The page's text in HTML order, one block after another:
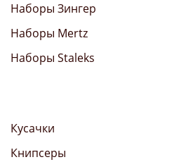
Наборы Зингер
Наборы Mertz
Наборы Staleks
Кусачки
Книпсеры